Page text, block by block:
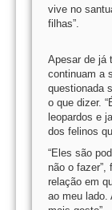
vive no
filhas”.
Apesar de já
continuam a
questionada
o que dizer.
leopardos e
dos felinos
“Eles são
não o fazer”,
relação em
ao meu lado.